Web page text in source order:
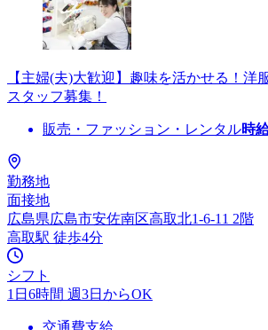
【主婦(夫)大歓迎】趣味を活かせる！洋
スタッフ募集！
販売・ファッション・レンタル時
勤務地
面接地
広島県広島市安佐南区高取北1-6-11 2階
高取駅 徒歩4分
シフト
1日6時間 週3日からOK
交通費支給